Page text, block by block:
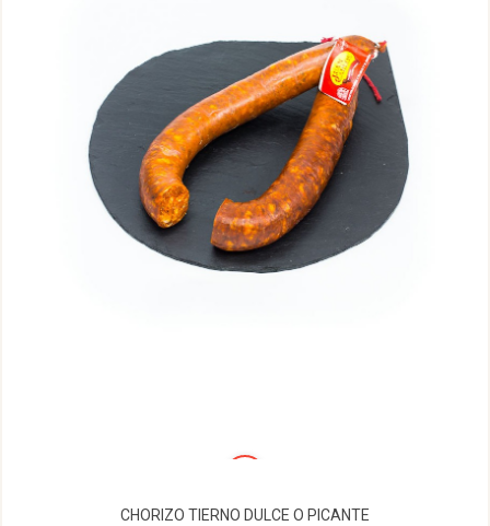
CHORIZO TIERNO DULCE O PICANTE